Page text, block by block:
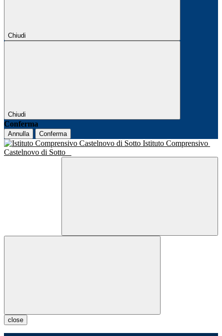
Chiudi
Chiudi
Conferma
Annulla Conferma
Istituto Comprensivo
Castelnovo di Sotto
close